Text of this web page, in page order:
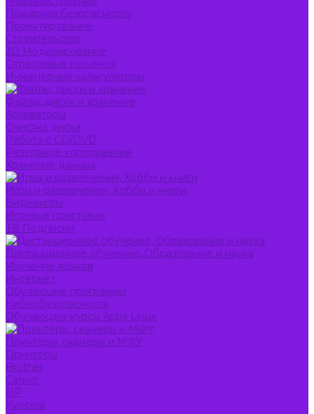
Пожарная безопасность
Проектирование
Строительство
3D Моделирование
Отраслевые решения
Инженерные калькуляторы
Файлы, диски и хранение
Архиваторы
Очистка диска
Работа с CD/DVD
Резервное копирование
Хранение данных
Игры и развлечения, Хобби и книги
Видеоигры
Игровые приставки
ТВ Подписки
Дистанционное обучение, Образование и наука
Изучение языков
Интернет
Обучающие программы
Кибербезопасность
Обучающие курсы Astra Linux
Принтеры, сканеры и МФУ
Принтеры
Brother
Canon
HP
Kyocera